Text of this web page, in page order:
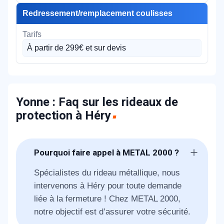
Redressement/remplacement coulisses
À partir de 299€ et sur devis
Yonne : Faq sur les rideaux de
protection à Héry
Pourquoi faire appel à METAL 2000 ?
Spécialistes du rideau métallique, nous
intervenons à Héry pour toute demande
liée à la fermeture ! Chez METAL 2000,
notre objectif est d’assurer votre sécurité.